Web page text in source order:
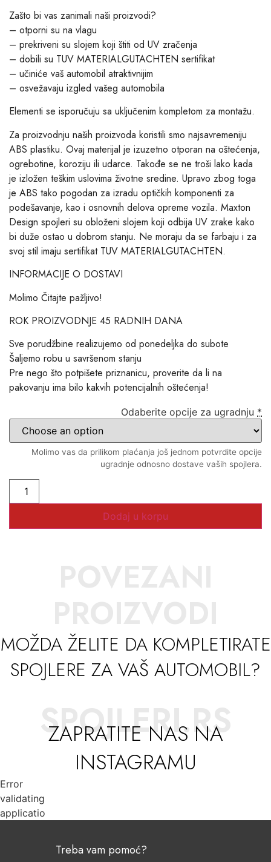
Zašto bi vas zanimali naši proizvodi?
– otporni su na vlagu
– prekriveni su slojem koji štiti od UV zračenja
– dobili su TUV MATERIALGUTACHTEN sertifikat
– učiniće vaš automobil atraktivnijim
– osvežavaju izgled vašeg automobila
Elementi se isporučuju sa uključenim kompletom za montažu.
Za proizvodnju naših proizvoda koristili smo najsavremeniju
ABS plastiku. Ovaj materijal je izuzetno otporan na oštećenja,
ogrebotine, koroziju ili udarce. Takođe se ne troši lako kada
je izložen teškim uslovima životne sredine. Upravo zbog toga
je ABS tako pogodan za izradu optičkih komponenti za
podešavanje, kao i osnovnih delova opreme vozila. Maxton
Design spojleri su obloženi slojem koji odbija UV zrake kako
bi duže ostao u dobrom stanju. Ne moraju da se farbaju i za
svoj stil imaju sertifikat TUV MATERIALGUTACHTEN.
INFORMACIJE O DOSTAVI
Molimo Čitajte pažljivo!
ROK PROIZVODNJE 45 RADNIH DANA
Sve porudžbine realizujemo od ponedeljka do subote
Šaljemo robu u savršenom stanju
Pre nego što potpišete priznanicu, proverite da li na
pakovanju ima bilo kakvih potencijalnih oštećenja!
Odaberite opcije za ugradnju *
Molimo vas da prilikom plaćanja još jednom potvrdite opcije
ugradnje odnosno dostave vaših spojlera.
Dodaj u korpu
MOŽDA ŽELITE DA KOMPLETIRATE
SPOJLERE ZA VAŠ AUTOMOBIL?
SPOJLERI.RS
ZAPRATITE NAS NA
INSTAGRAMU
Error
validating
application
Treba vam pomoć?